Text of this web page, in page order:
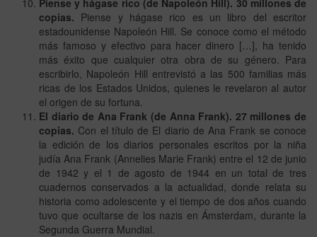
copias. Piense y hágase rico es un libro del escritor
estadounidense Napoleón Hill. Se conoce como el método
más famoso y efectivo para hacer dinero […], ha tenido
más éxito que cualquier otra obra de su género. Para
escribirlo, Napoleón Hill entrevistó a las 500 familias más
ricas de los Estados Unidos, quienes le revelaron al autor
el origen de su fortuna.
El diario de Ana Frank (de Anna Frank). 27 millones de
copias. Con el título de El diario de Ana Frank se conoce
la edición de los diarios personales escritos por la niña
judía Ana Frank (Annelies Marie Frank) entre el 12 de junio
de 1942 y el 1 de agosto de 1944 en un total de tres
cuadernos conservados a la actualidad, donde relata su
historia como adolescente y el tiempo de dos años cuando
tuvo que ocultarse de los nazis en Ámsterdam, durante la
Segunda Guerra Mundial.